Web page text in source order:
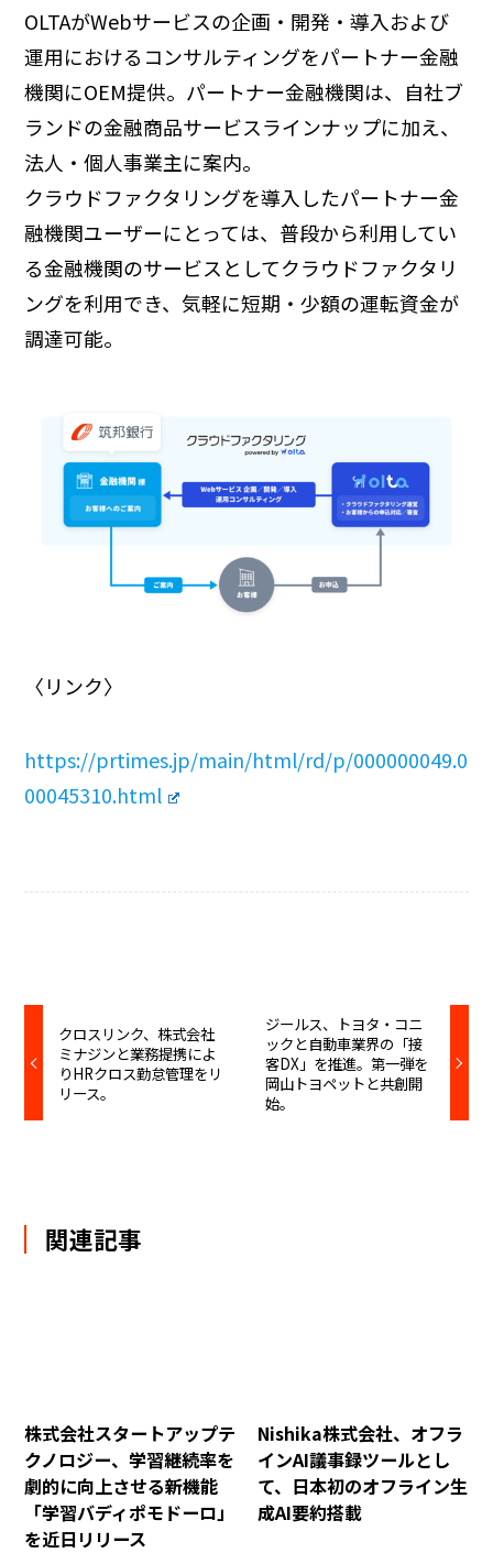
OLTAがWebサービスの企画・開発・導入および
運用におけるコンサルティングをパートナー金融
機関にOEM提供。パートナー金融機関は、自社ブ
ランドの金融商品サービスラインナップに加え、
法人・個人事業主に案内。
クラウドファクタリングを導入したパートナー金
融機関ユーザーにとっては、普段から利用してい
る金融機関のサービスとしてクラウドファクタリ
ングを利用でき、気軽に短期・少額の運転資金が
調達可能。
〈リンク〉
https://prtimes.jp/main/html/rd/p/000000049.0
00045310.html
クロスリンク、株式会社
ミナジンと業務提携によ
りHRクロス勤怠管理をリ
リース。
ジールス、トヨタ・コニ
ックと自動車業界の「接
客DX」を推進。第一弾を
岡山トヨペットと共創開
始。
関連記事
株式会社スタートアップテ
クノロジー、学習継続率を
劇的に向上させる新機能
「学習バディポモドーロ」
を近日リリース
Nishika株式会社、オフラ
インAI議事録ツールとし
て、日本初のオフライン生
成AI要約搭載